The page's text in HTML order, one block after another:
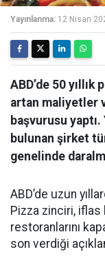
Yayınlanma: 12 Nisan
ABD’de 50
artan maliyetler
başvurusu
bulunan şirket
genelinde
ABD’de uzun
Pizza zinciri,
restoranlarını
son verdiği